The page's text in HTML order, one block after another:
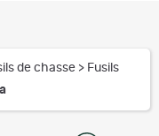
de chasse > Fusils